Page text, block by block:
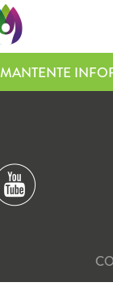
MANTENTE